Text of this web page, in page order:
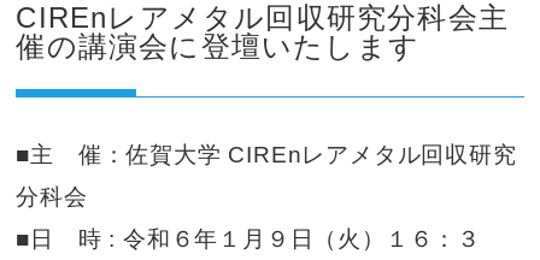
CIREnレアメタル回収研究分科会主
催の講演会に登壇いたします
■主 催：佐賀大学 CIREnレアメタル回収研究
分科会
■日 時 : 令和６年１月９日（火）１６：３